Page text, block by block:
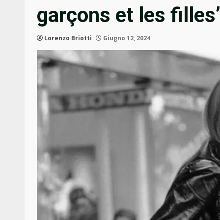
garçons et les
Lorenzo Briotti Giugno 12, 2024